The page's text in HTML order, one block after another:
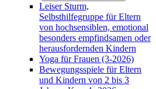
Leiser Sturm,
Selbsthilfegruppe für Eltern
von hochsensiblen, emotional
besonders empfindsamen oder
herausfordernden Kindern
Yoga für Frauen (3-2026)
Bewegungsspiele für Eltern
und Kindern von 2 bis 3